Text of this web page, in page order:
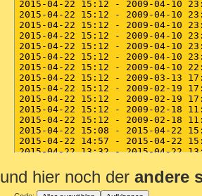
und hier noch der andere